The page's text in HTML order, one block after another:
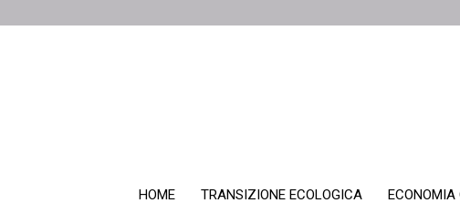
HOME TRANSIZIONE ECOLOGICA ECONOMIA